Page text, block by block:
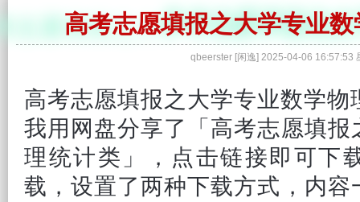
高考志愿填报之大学专业
qbeerster [闲逸] 2025-04-06 16:57:53
高考志愿填报之 大学专业数学物
我用网盘分享了「高考志愿填报
理统计类」，点击链接即可下
载，设置了两种下载方式，内容